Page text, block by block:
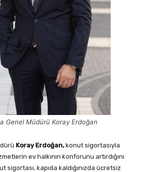
Genel Müdürü Koray Erdoğan
Koray Erdoğan,konut sigortasıyla
ev halkının konforunu artırdığını
sigortası, kapıda kaldığınızda ücretsiz